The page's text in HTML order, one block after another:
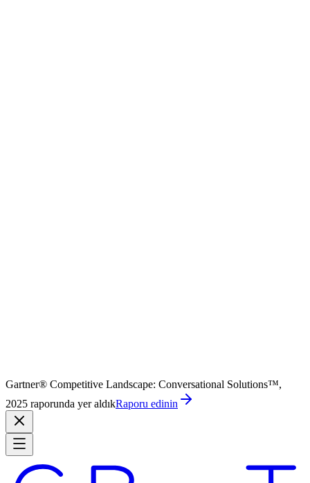
Gartner® Competitive Landscape: Conversational Solutions™,
2025 raporunda yer aldıkRaporu edinin